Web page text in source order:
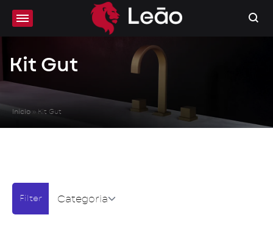
Kit Gut
Início » Kit Gut
Categoria